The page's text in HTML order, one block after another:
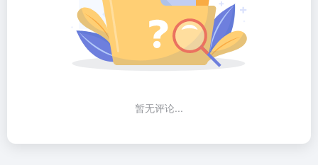
暂无评论...